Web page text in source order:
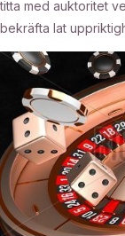
titta med auktoritet
bekräfta lat